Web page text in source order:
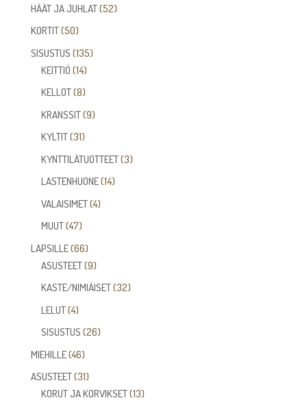
HÄÄT JA JUHLAT 5252
KORTIT 5050
tuotetta
SISUSTUS 135135
KEITTIÖ 1414
tuotetta
KELLOT 88
tuotetta
KRANSSIT 99
KYLTIT 3131
tuotetta
KYNTTILÄTUOTTEET 33
LASTENHUONE 1414
VALAISIMET 44
MUUT 4747
tuotetta
LAPSILLE 6666
tuotetta
ASUSTEET 99
tuotetta
KASTE/NIMIÄISET 3232
LELUT 44
tuotetta
SISUSTUS 2626
MIEHILLE 4646
tuotetta
ASUSTEET 3131
tuotetta
KORUT JA KORVIKSET 1313